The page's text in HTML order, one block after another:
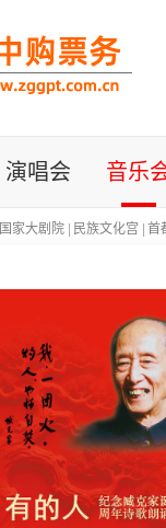
演唱会 音乐
国家大剧院 民族文化宫 首